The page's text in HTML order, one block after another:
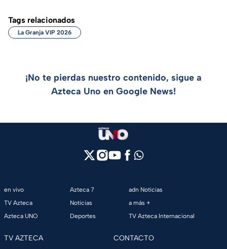
Tags relacionados
La Granja VIP 2026
¡No te pierdas nuestro contenido, sigue a
Azteca Uno en Google News!
en vivo
TV Azteca
Azteca UNO
Azteca 7
Noticias
Deportes
adn Noticias
a más +
TV Azteca Internacional
TV AZTECA CONTACTO